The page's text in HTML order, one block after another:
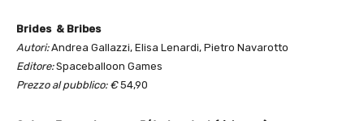
Brides & Bribes
Autori:Andrea Gallazzi, Elisa Lenardi, Pietro Navarotto
Editore:Spaceballoon Games
Prezzo al pubblico: €54,90